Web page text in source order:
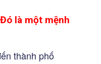
là một mệnh
thành phố